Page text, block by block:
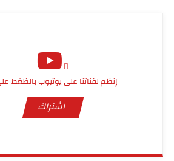
إنظم لقناتنا على يوتيوب بالظغط
اشتراك